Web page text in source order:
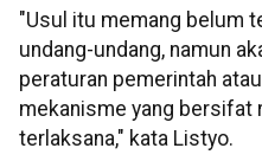
"Usul itu memang belum
undang-undang, namun
peraturan pemerintah
mekanisme yang
terlaksana," kata Listyo.